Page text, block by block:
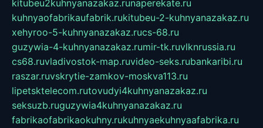
kitubeu2kuhnyanazakaz.runaperekate.ru
kuhnyaofabrikaufabrik.rukitubeu-2-kuhnyanazakaz.ru
xehyroo-5-kuhnyanazakaz.rucs-68.ru
guzywia-4-kuhnyanazakaz.rumir-tk.ruvlknrussia.ru
cs68.ruvladivostok-map.ruvideo-seks.rubankaribi.ru
raszar.ruvskrytie-zamkov-moskva113.ru
lipetsktelecom.rutovudyi4kuhnyanazakaz.ru
seksuzb.ruguzywia4kuhnyanazakaz.ru
fabrikaofabrikaokuhny.rukuhnyaekuhnyaafabrika.ru